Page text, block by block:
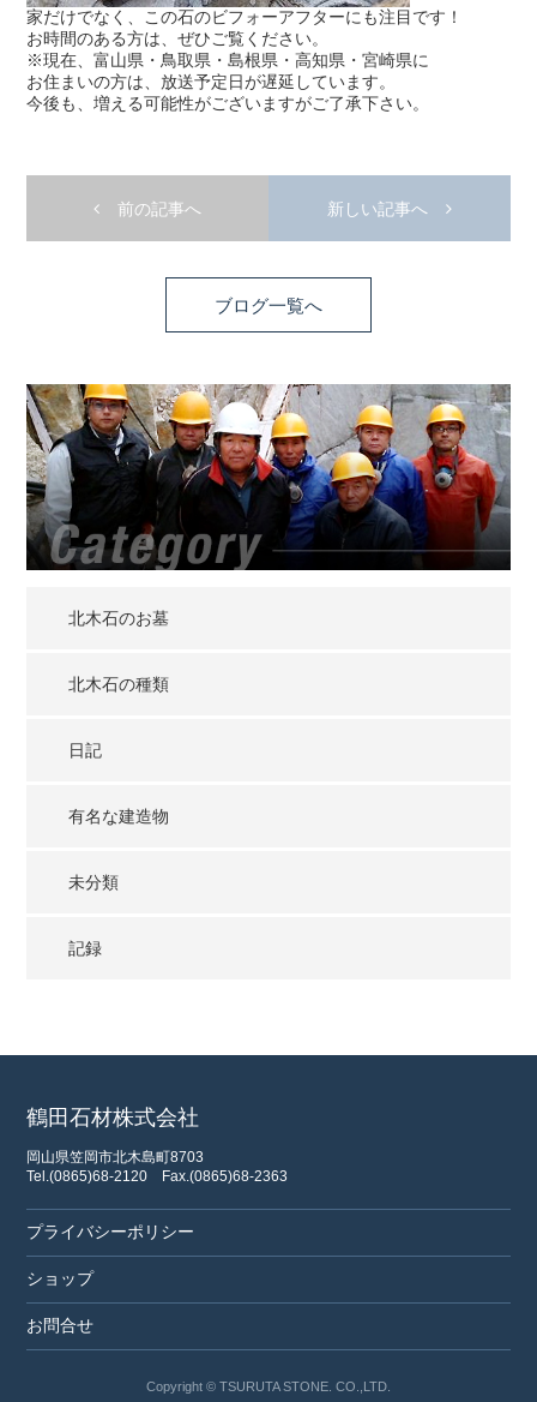
家だけでなく、この石のビフォーアフターにも注目です！
お時間のある方は、ぜひご覧ください。
※現在、富山県・鳥取県・島根県・高知県・宮崎県に
お住まいの方は、放送予定日が遅延しています。
今後も、増える可能性がございますがご了承下さい。
前の記事へ 新しい記事へ
ブログ一覧へ
北木石のお墓
北木石の種類
日記
有名な建造物
未分類
記録
鶴田石材株式会社
岡山県笠岡市北木島町8703
Tel.(0865)68-2120
Fax.(0865)68-2363
プライバシーポリシー
ショップ
お問合せ
Copyright © TSURUTA STONE. CO.,LTD.